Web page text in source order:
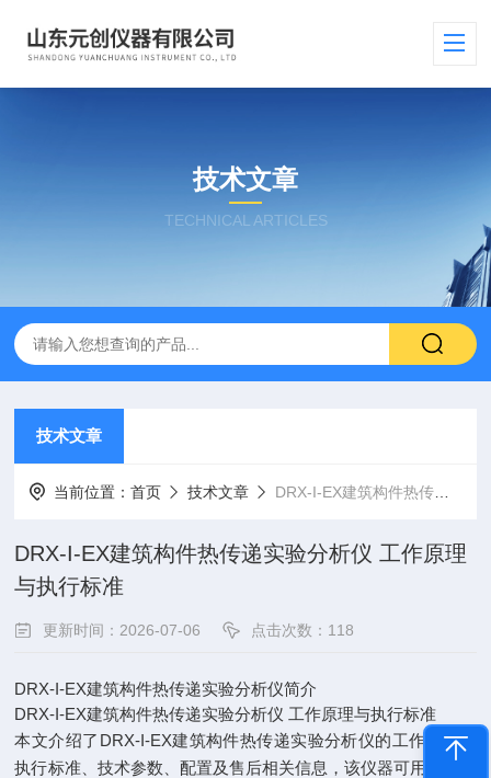
技术文章
TECHNICAL ARTICLES
技术文章
当前位置：首页 技术文章 DRX-I-EX建筑构件热传递实验分析仪 工作原理与执行标准
DRX-I-EX建筑构件热传递实验分析仪 工作原理
与执行标准
更新时间：2026-07-06 点击次数：118
DRX-I-EX建筑构件热传递实验分析仪简介
DRX-I-EX建筑构件热传递实验分析仪 工作原理与执行标准
本文介绍了DRX-I-EX建筑构件热传递实验分析仪的工作原理、
执行标准、技术参数、配置及售后相关信息，该仪器可用于测定